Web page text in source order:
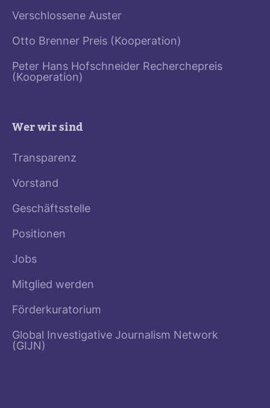
Verschlossene Auster
Otto Brenner Preis (Kooperation)
Peter Hans Hofschneider Recherchepreis
(Kooperation)
Wer wir sind
Transparenz
Vorstand
Geschäftsstelle
Positionen
Jobs
Mitglied werden
Förderkuratorium
Global Investigative Journalism Network
(GIJN)